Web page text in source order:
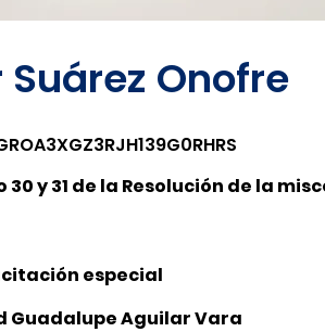
Onofre
30 y 31 de la Resolución de la
especial
Guadalupe Aguilar Vara